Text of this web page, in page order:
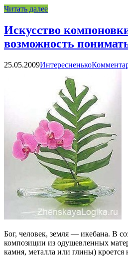
Читать далее
Искусство
возможность
25.05.2009Интересненько
Бог, человек, земля — икебана. В
композиции из одушевленных
камня, металла или глины) кроется